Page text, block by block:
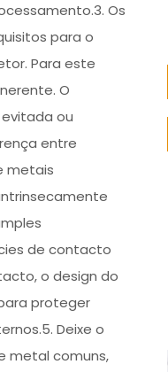
Os
para o
Para este
O
ou
entre
metais
de contacto
o design do
proteger
Deixe o
metal comuns,